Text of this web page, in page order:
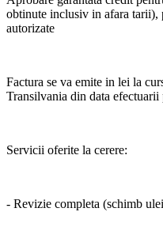
obtinute inclusiv in afara tarii),
autorizate
Factura se va emite in lei la
Transilvania din data efectuarii
Servicii oferite la cerere:
- Revizie completa (schimb